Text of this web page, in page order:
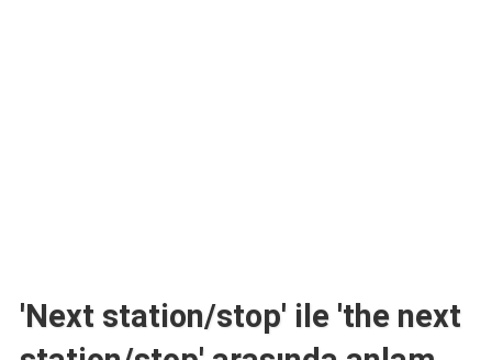
'Next station/stop' ile 'the next